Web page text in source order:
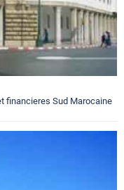
financieres Sud Marocaine